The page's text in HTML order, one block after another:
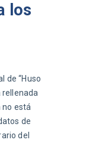
los
de “Huso
rellenada
no está
de
del